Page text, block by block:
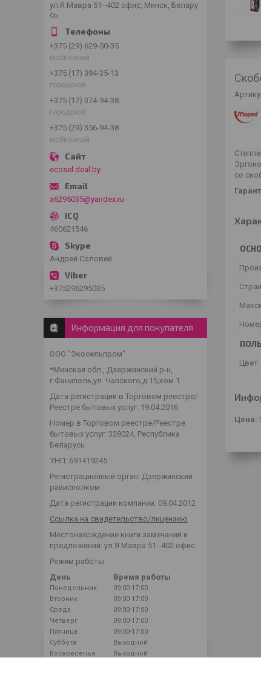
со
Цвет
Цена:
ул.Я.Мавра 51--402 офис, Минск, Белару
сь
+375 (29) 629-50-35
мобильный
+375 (17) 394-35-13
городской
+375 (17) 374-94-38
городской
+375 (29) 356-94-38
мобильный
ecosel.deal.by
a6295035@yandex.ru
460621546
Андрей Соловей
+375296295035
Информация для покупателя
ООО "Экосельпром"
*Минская обл., Дзержинский р-н,
г.Фаниполь,ул. Чапского,д.15,ком 1
Дата регистрации в Торговом реестре/
Реестре бытовых услуг: 19.04.2016
Номер в Торговом реестре/Реестре
бытовых услуг: 328024, Республика
Беларусь
УНП: 691419245
Регистрационный орган: Дзержинский
райисполком
Дата регистрации компании: 09.04.2012
Ссылка на свидетельство/лицензию
Местонахождение книги замечаний и
предложений: ул.Я.Мавра 51--402 офис
Режим работы:
День
Время работы
Понедельник
09:00-17:00
Вторник
09:00-17:00
Среда
09:00-17:00
Четверг
09:00-17:00
Пятница
09:00-17:00
Суббота
Выходной
Воскресенье
Выходной